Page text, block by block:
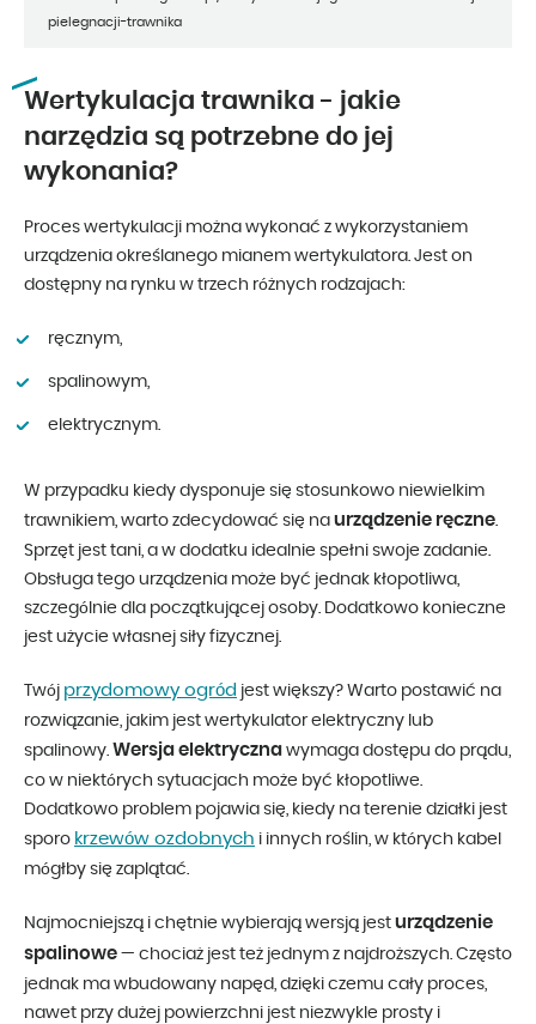
pielegnacji-trawnika
Wertykulacja trawnika - jakie
narzędzia są potrzebne do jej
wykonania?
Proces wertykulacji można wykonać z wykorzystaniem
urządzenia określanego mianem wertykulatora. Jest on
dostępny na rynku w trzech różnych rodzajach:
ręcznym,
spalinowym,
elektrycznym.
W przypadku kiedy dysponuje się stosunkowo niewielkim
trawnikiem, warto zdecydować się na urządzenie ręczne.
Sprzęt jest tani, a w dodatku idealnie spełni swoje zadanie.
Obsługa tego urządzenia może być jednak kłopotliwa,
szczególnie dla początkującej osoby. Dodatkowo konieczne
jest użycie własnej siły fizycznej.
Twój przydomowy ogród jest większy? Warto postawić na
rozwiązanie, jakim jest wertykulator elektryczny lub
spalinowy. Wersja elektryczna wymaga dostępu do prądu,
co w niektórych sytuacjach może być kłopotliwe.
Dodatkowo problem pojawia się, kiedy na terenie działki jest
sporo krzewów ozdobnych i innych roślin, w których kabel
mógłby się zaplątać.
Najmocniejszą i chętnie wybierają wersją jest urządzenie
spalinowe — chociaż jest też jednym z najdroższych. Często
jednak ma wbudowany napęd, dzięki czemu cały proces,
nawet przy dużej powierzchni jest niezwykle prosty i